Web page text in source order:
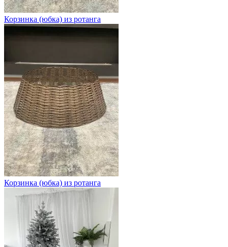
Корзинка (юбка) из ротанга
Корзинка (юбка) из ротанга